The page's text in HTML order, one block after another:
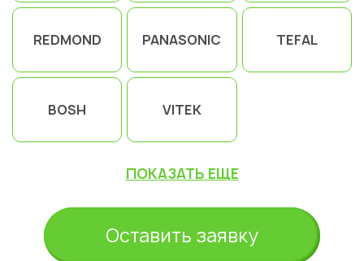
REDMOND PANASONIC TEFAL
BOSH VITEK
ПОКАЗАТЬ ЕЩЕ
Оставить заявку